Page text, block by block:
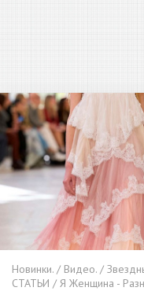
Новинки. / Видео. /
СТАТЬИ / Я Женщина -